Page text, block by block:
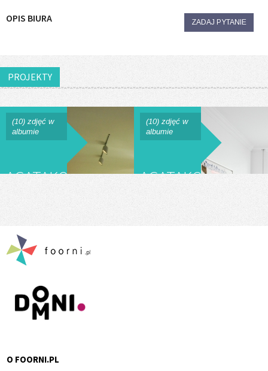
OPIS BIURA ZADAJ PYTANIE
PROJEKTY
(10) zdjęć w
albumie
AGATAKOKOSZK.COM
(10) zdjęć w
albumie
O FOORNI.PL